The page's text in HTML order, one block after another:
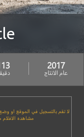
2017
عام الانتاج
لا تقم بالتسجيل في الموقع او
مشاهده